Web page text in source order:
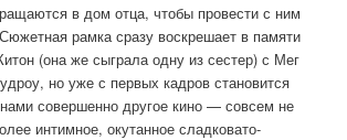
в дом отца, чтобы провести с ним
рамка сразу воскрешает в памяти
(она же сыграла одну из сестер) с Мег
но уже с первых кадров становится
совершенно другое кино — совсем не
интимное, окутанное сладковато-